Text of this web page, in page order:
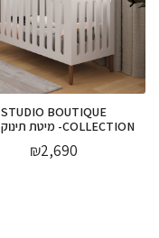
STUDIO BOUTIQUE
COLLECTION- מיטת תינוק כנרת
₪2,690